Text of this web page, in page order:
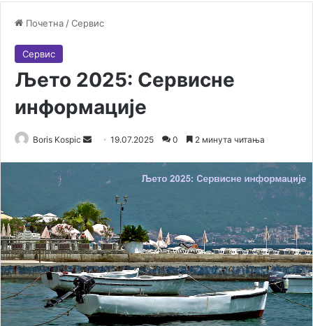
Почетна /Сервис
Сервис
Љето 2025: Сервисне
информације
Boris Kospic
a
n
e
m
a
i
19.07.2025 0 2 минута читања